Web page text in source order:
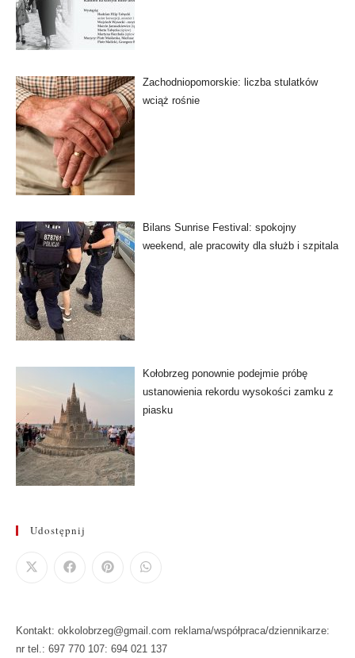
Zachodniopomorskie: liczba stulatków
wciąż rośnie
Bilans Sunrise Festival: spokojny
weekend, ale pracowity dla służb i szpitala
Kołobrzeg ponownie podejmie próbę
ustanowienia rekordu wysokości zamku z
piasku
Udostępnij
Kontakt: okkolobrzeg@gmail.com reklama/współpraca/dziennikarze:
nr tel.: 697 770 107: 694 021 137